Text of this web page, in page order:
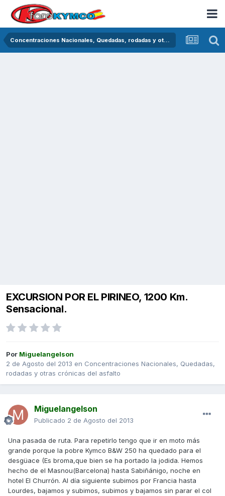
Concentraciones Nacionales, Quedadas, rodadas y otras crónicas del asfalto
EXCURSION POR EL PIRINEO, 1200 Km.
Sensacional.
Por Miguelangelson
2 de Agosto del 2013 en Concentraciones Nacionales, Quedadas,
rodadas y otras crónicas del asfalto
Miguelangelson
Publicado 2 de Agosto del 2013
Una pasada de ruta. Para repetirlo tengo que ir en moto más
grande porque la pobre Kymco B&W 250 ha quedado para el
desgüace (Es broma,que bien se ha portado la jodida. Hemos
hecho de el Masnou(Barcelona) hasta Sabiñánigo, noche en
hotel El Churrón. Al día siguiente subimos por Francia hasta
Lourdes, bajamos y subimos, subimos y bajamos sin parar el col